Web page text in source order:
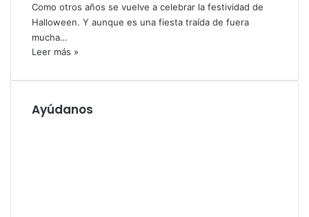
Como otros años se vuelve a celebrar la festividad de
Halloween. Y aunque es una fiesta traída de fuera
mucha…
Leer más »
Ayúdanos